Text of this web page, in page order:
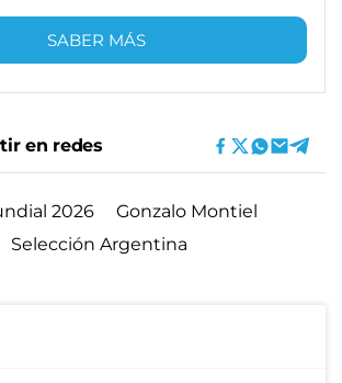
SABER MÁS
en redes
2026
Gonzalo Montiel
Selección Argentina